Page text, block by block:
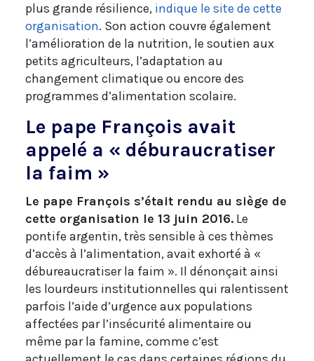
plus grande résilience, indique le site de cette
organisation. Son action couvre également
l’amélioration de la nutrition, le soutien aux
petits agriculteurs, l’adaptation au
changement climatique ou encore des
programmes d’alimentation scolaire.
Le pape François avait
appelé a « déburaucratiser
la faim »
Le pape François s’était rendu au siège de
cette organisation le 13 juin 2016. Le
pontife argentin, très sensible à ces thèmes
d’accès à l’alimentation, avait exhorté à «
débureaucratiser la faim ». Il dénonçait ainsi
les lourdeurs institutionnelles qui ralentissent
parfois l’aide d’urgence aux populations
affectées par l’insécurité alimentaire ou
même par la famine, comme c’est